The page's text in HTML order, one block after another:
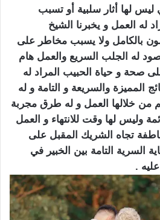
ليس لها أثار سلبية أو تسبب
له العمل و يخبرنا الشيخ
بالكامل ولا يسبب مخاطر على
له الجلب السريع والعمل هام
صحة و حياة الحبيب المراد له
المميزة والسريعة و التامة و له
من خلالها العمل و له طرق مجربة
وليس لها وقت للانتهاء و العمل
تجاه الشريك المقبل على
السرية التامة بين الخبير في
.